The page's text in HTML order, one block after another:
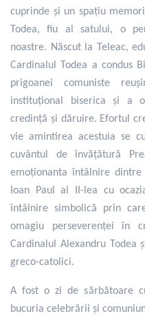
cuprinde și un spațiu
Todea, fiu al satului, o
noastre. Născut la Teleac,
Cardinalul Todea a condus
prigoanei comuniste
instituțional biserica și a
credință și dăruire. Efortul
vie amintirea acestuia se
cuvântul de învățătură
emoționanta întâlnire dintre
Ioan Paul al II-lea cu
întâlnire simbolică prin
omagiu perseverenței în
Cardinalul Alexandru Todea
greco-catolici.
A fost o zi de sărbătoare
bucuria celebrării și